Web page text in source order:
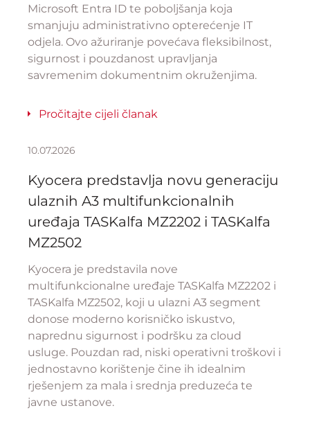
Microsoft Entra ID te poboljšanja koja
smanjuju administrativno opterećenje IT
odjela. Ovo ažuriranje povećava fleksibilnost,
sigurnost i pouzdanost upravljanja
savremenim dokumentnim okruženjima.
Pročitajte cijeli članak
10.07.2026
Kyocera predstavlja novu generaciju
ulaznih A3 multifunkcionalnih
uređaja TASKalfa MZ2202 i TASKalfa
MZ2502
Kyocera je predstavila nove
multifunkcionalne uređaje TASKalfa MZ2202 i
TASKalfa MZ2502, koji u ulazni A3 segment
donose moderno korisničko iskustvo,
naprednu sigurnost i podršku za cloud
usluge. Pouzdan rad, niski operativni troškovi i
jednostavno korištenje čine ih idealnim
rješenjem za mala i srednja preduzeća te
javne ustanove.